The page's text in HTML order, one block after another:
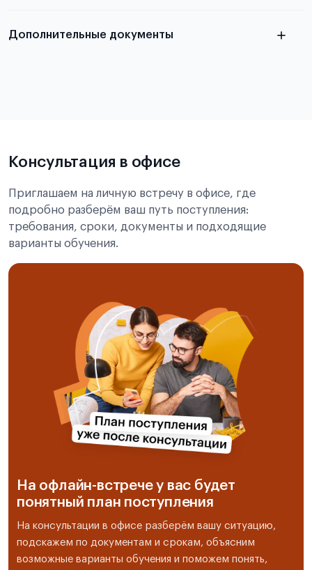
Дополнительные документы
Консультация в офисе
Приглашаем на личную встречу в офисе, где
подробно разберём ваш путь поступления:
требования, сроки, документы и подходящие
варианты обучения.
На офлайн-встрече у вас будет
понятный план поступления
На консультации в офисе разберём вашу ситуацию,
подскажем по документам и срокам, объясним
возможные варианты обучения и поможем понять,